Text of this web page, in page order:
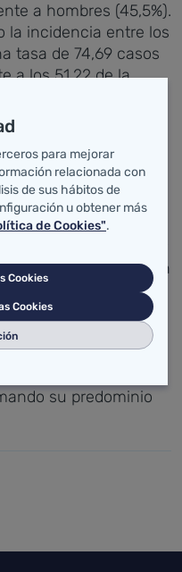
a hombres (45,5%).
la incidencia entre los
tasa de 74,69 casos
a los 51,22 de la
El segundo grupo de
entre 35 y
vacunadas
a la semana del 12
más alto de los
mutación sufrida por
H3N2 contenidos en
que la protección
año haya sido algo
sigue siendo
su predominio
para mejorar
relacionada con
de sus hábitos de
u obtener más
de Cookies".
Cookies
Cookies